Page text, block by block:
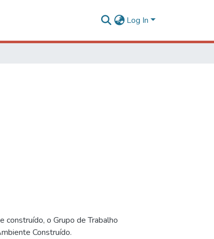
Log In
o Grupo de Trabalho
Construído.